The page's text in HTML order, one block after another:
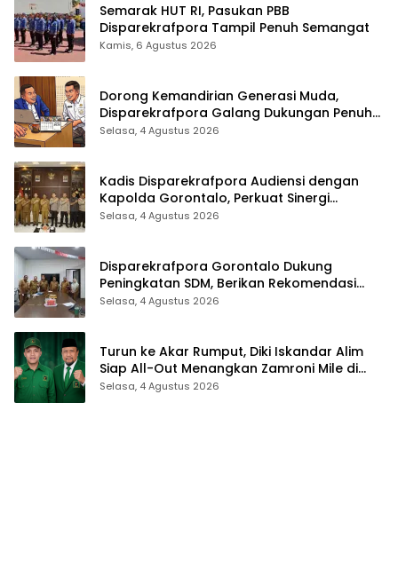
Semarak HUT RI, Pasukan PBB
Disparekrafpora Tampil Penuh Semangat
Kamis, 6 Agustus 2026
Dorong Kemandirian Generasi Muda,
Disparekrafpora Galang Dukungan Penuh
Para Aleg Deprov
Selasa, 4 Agustus 2026
Kadis Disparekrafpora Audiensi dengan
Kapolda Gorontalo, Perkuat Sinergi
Sukseskan Gorontalo Karnaval Karawo
Selasa, 4 Agustus 2026
Disparekrafpora Gorontalo Dukung
Peningkatan SDM, Berikan Rekomendasi
Studi S3 bagi Pegawai
Selasa, 4 Agustus 2026
Turun ke Akar Rumput, Diki Iskandar Alim
Siap All-Out Menangkan Zamroni Mile di
Pilkada Bone Bolango
Selasa, 4 Agustus 2026